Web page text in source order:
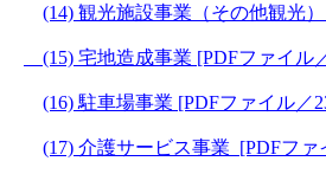
(14) 観光施設事業（その他観光
(15) 宅地造成事業 [PDFファイル
(16) 駐車場事業 [PDFファイル／
(17) 介護サービス事業 [PDFファ